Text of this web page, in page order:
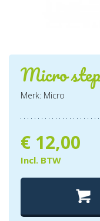
Micro
Merk: Micro
€ 12,00
Incl. BTW